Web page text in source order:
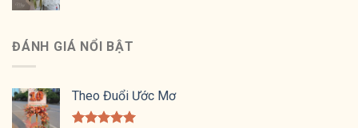
ĐÁNH GIÁ NỔI BẬT
Theo Đuổi Ước Mơ